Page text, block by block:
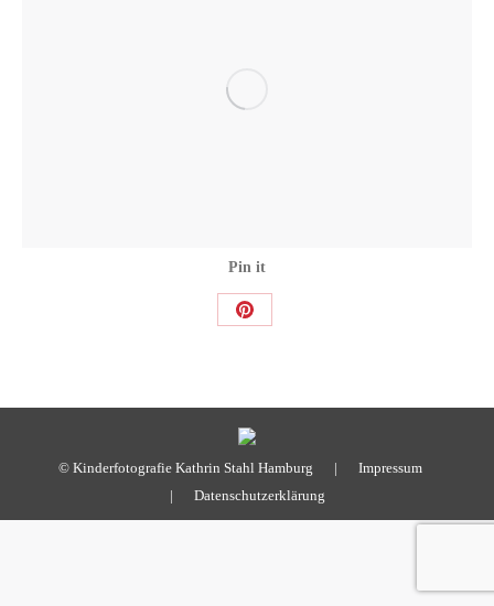
Pin it
Share
© Kinderfotografie Kathrin Stahl Hamburg | Impressum
| Datenschutzerklärung